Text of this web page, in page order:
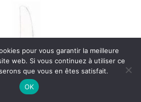
pour vous garantir la meilleure
web. Si vous continuez à utiliser ce
que vous en êtes satisfait.
OK